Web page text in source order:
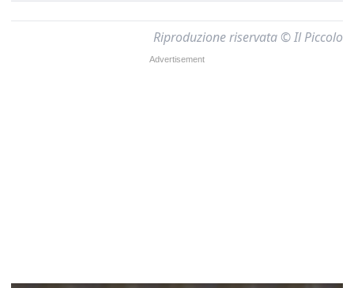
Riproduzione riservata © Il Piccolo